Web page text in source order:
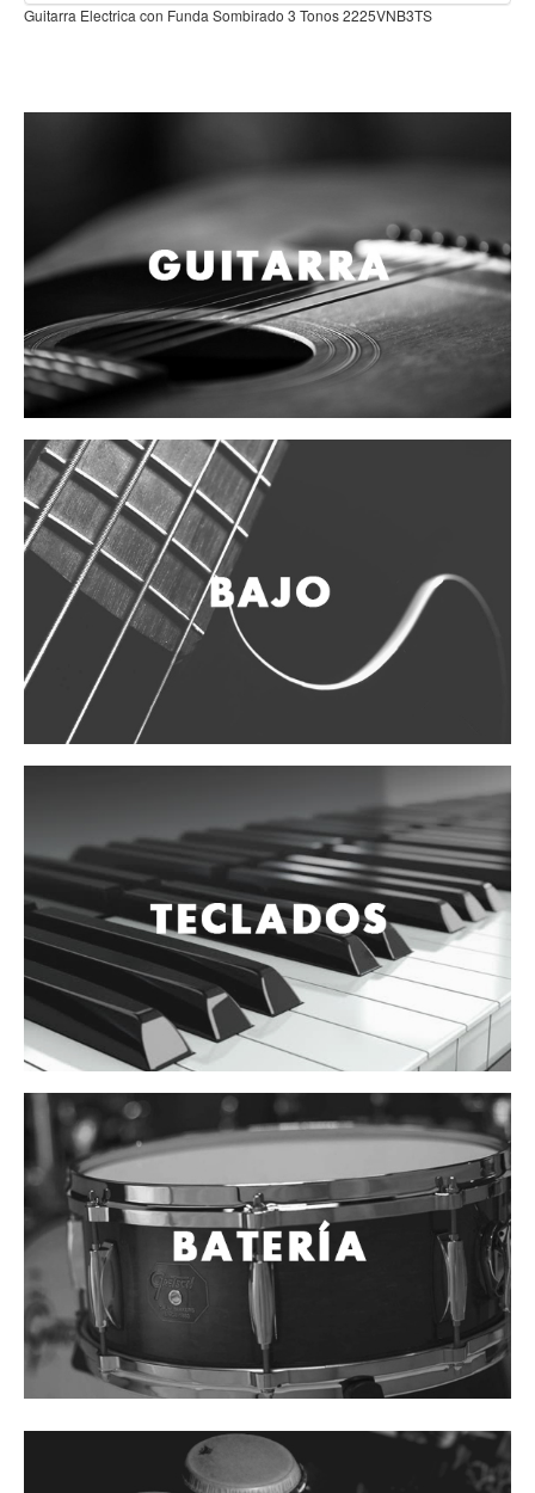
Teclado
Amplificadores
Accesorios
Arco
Violin
Viola
Cello
Contrabajo
Fundas y estuches
Accesorios
Cuerdas
Viento
Acordeón y concertinas
Armonica
Melodica
Saxofon
Trompeta
Tuba
Otros instrumentos de viento
Cañuelas
Mantenimiento y cuidado
Fajas y soportes
Fundas y estuches
Boquillas y abrazaderas
Accesorios
Percusión
Panderos
Percusión Latina
Electrica con Funda Sombirado 3 Tonos 2225VNB3TS